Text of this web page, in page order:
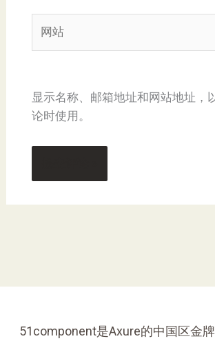
箱
站
显示名称、邮箱地址和网站地址，
论时使用。
51component是Axure的中国区金